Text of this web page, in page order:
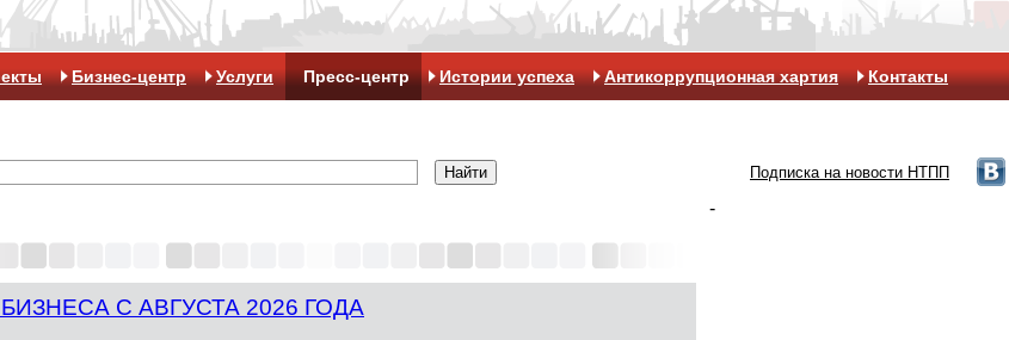
Бизнес-центр Услуги Пресс-центр Истории успеха Антикоррупционная хартия Контакты
Подписка на новости НТПП
С АВГУСТА 2026 ГОДА
-